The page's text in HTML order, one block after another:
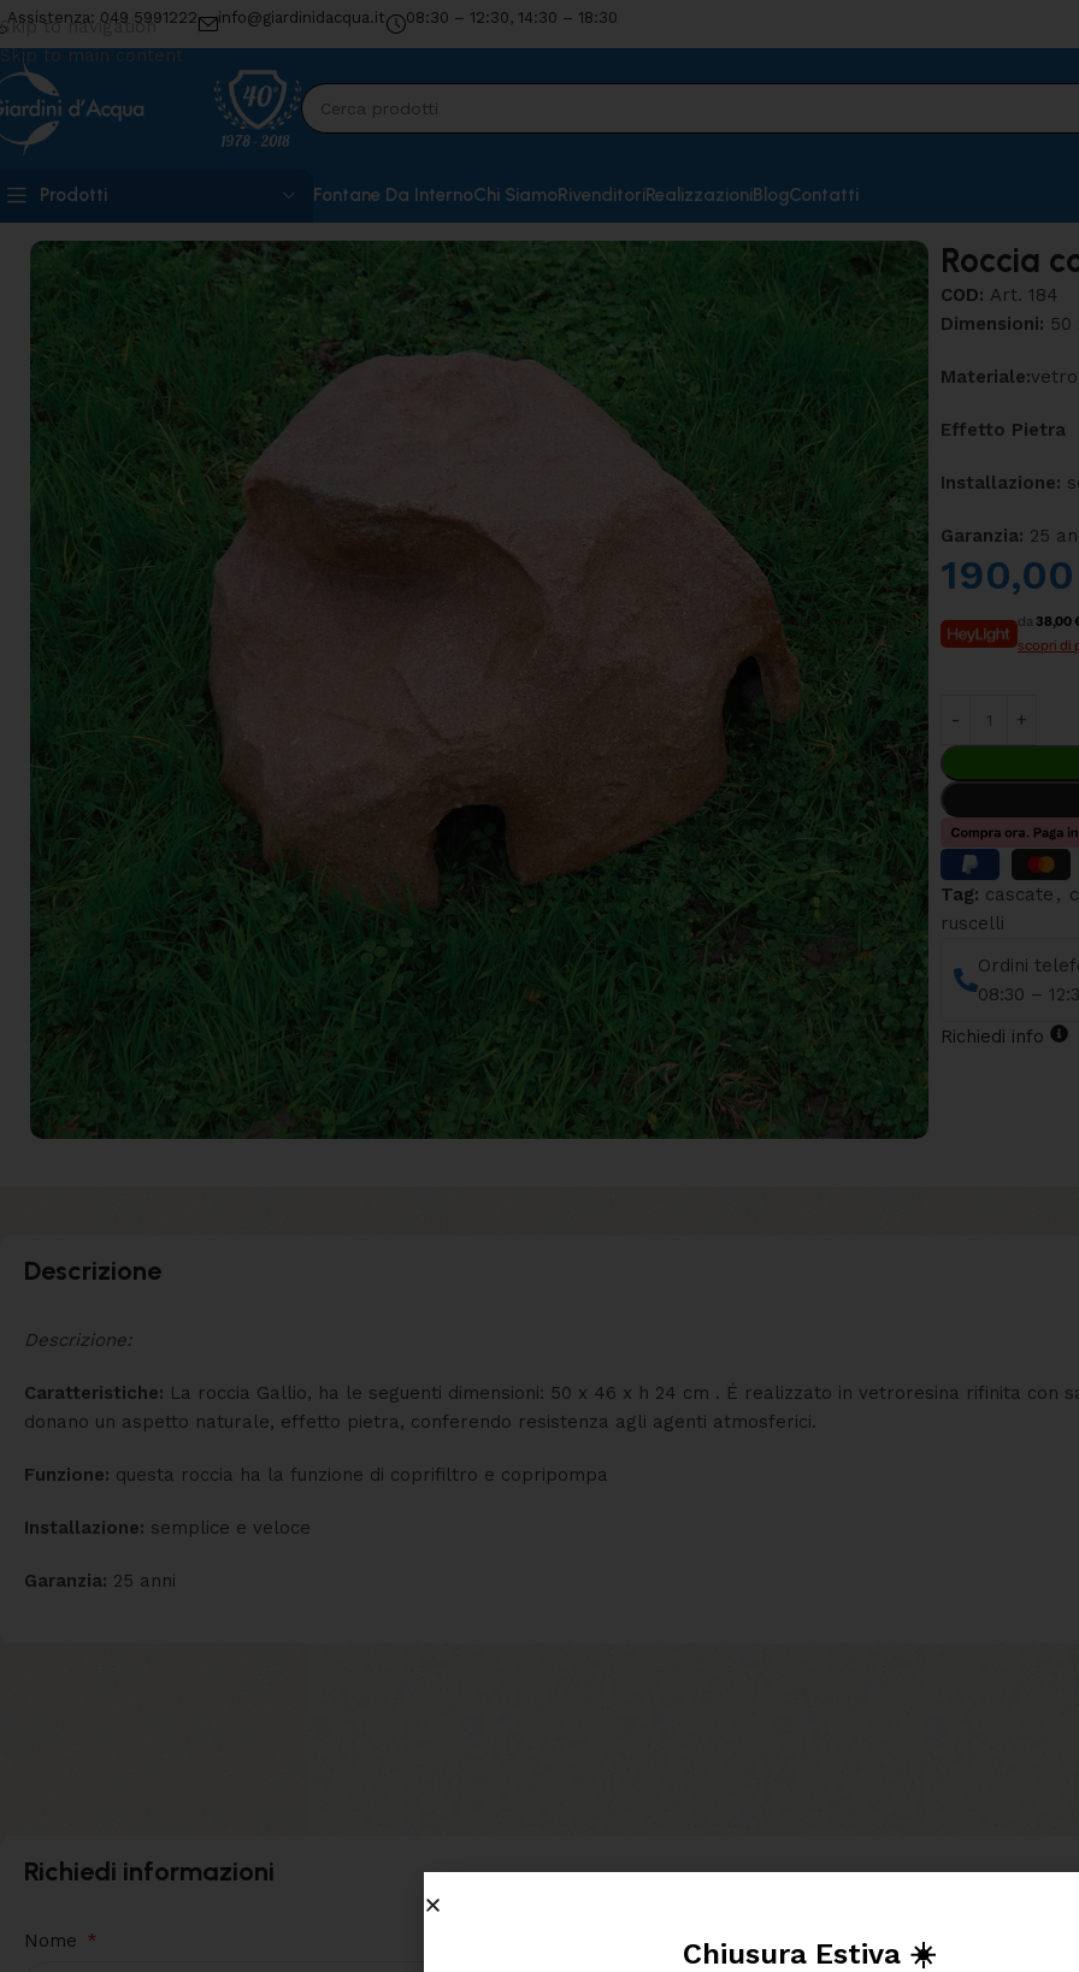
Skip to navigation
Skip to main content
Assistenza: 049 5991222 info@giardinidacqua.it 08:30 – 12:30, 14:30 – 18:30
Prodotti Fontane Da InternoChi SiamoRivenditoriRealizzazioniBlogContatti
Roccia
COD: Art. 184
Dimensioni:
Materiale:
Effetto Pietra
Installazione:
Garanzia: 25
da 38,00
scopri di
Tag: cascate ,
ruscelli
Ordini
08:30 –
Richiedi info
Descrizione
Descrizione:
Caratteristiche: La roccia Gallio, ha le seguenti dimensioni: 50 x 46 x h 24 cm . É realizzato in vetroresina rifinita con
donano un aspetto naturale, effetto pietra, conferendo resistenza agli agenti atmosferici.
Funzione: questa roccia ha la funzione di coprifiltro e copripompa
Installazione: semplice e veloce
Garanzia: 25 anni
Richiedi informazioni
Nome Cognome
Chiusura Estiva ☀️